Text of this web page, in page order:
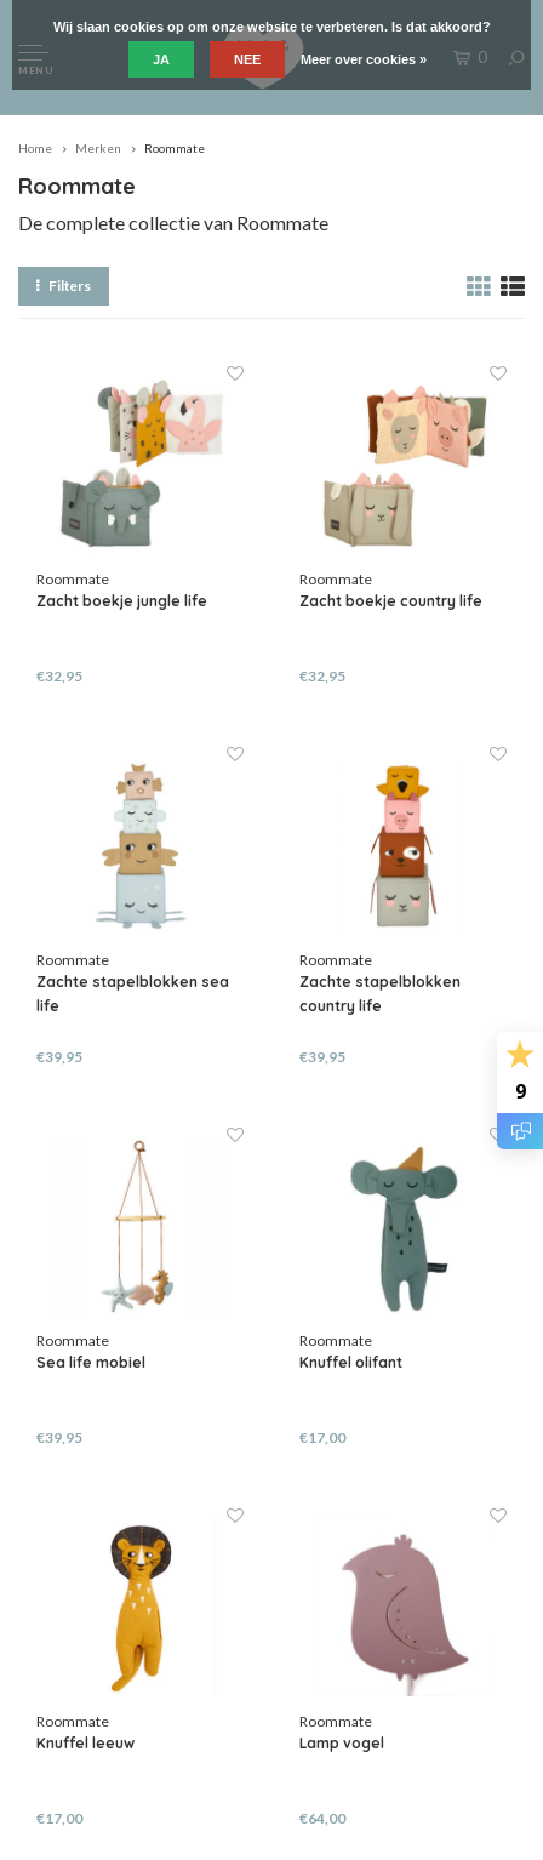
9
MENU
0
Home Merken Roommate
Roommate
De complete collectie van Roommate
Filters
Roommate
Zacht boekje jungle life
€32,95
Roommate
Zacht boekje country life
€32,95
Roommate
Zachte stapelblokken sea
life
€39,95
Roommate
Zachte stapelblokken
country life
€39,95
Roommate
Sea life mobiel
€39,95
Roommate
Knuffel olifant
€17,00
Roommate
Knuffel leeuw
€17,00
Roommate
Lamp vogel
€64,00
Wij slaan cookies op om onze website te verbeteren. Is dat akkoord?
JA NEE Meer over cookies »